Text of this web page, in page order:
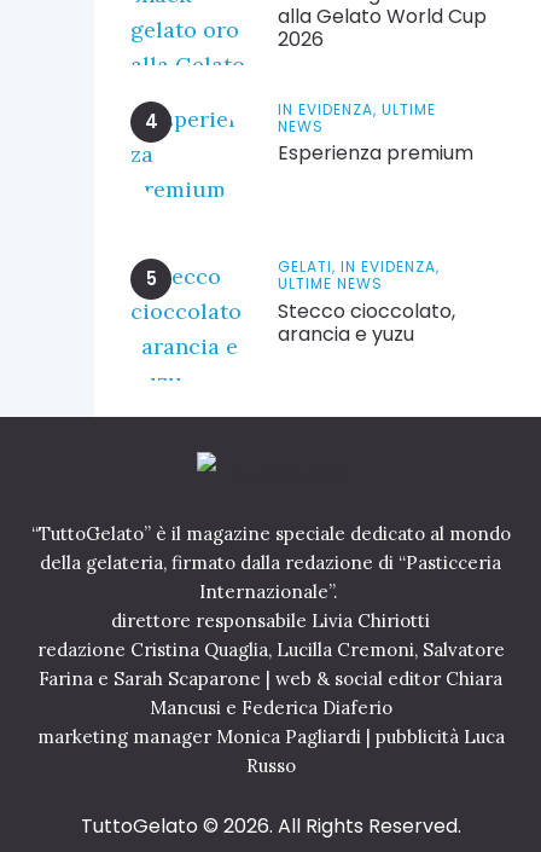
alla Gelato World Cup
2026
IN EVIDENZA, ULTIME
NEWS
Esperienza premium
GELATI, IN EVIDENZA,
ULTIME NEWS
Stecco cioccolato,
arancia e yuzu
“TuttoGelato” è il magazine speciale dedicato al mondo
della gelateria, firmato dalla redazione di “Pasticceria
Internazionale”.
direttore responsabile Livia Chiriotti
redazione Cristina Quaglia, Lucilla Cremoni, Salvatore
Farina e Sarah Scaparone | web & social editor Chiara
Mancusi e Federica Diaferio
marketing manager Monica Pagliardi | pubblicità Luca
Russo
TuttoGelato © 2026. All Rights Reserved.